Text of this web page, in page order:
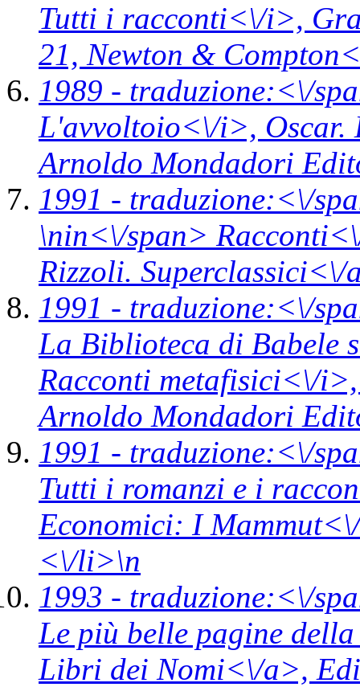
Tutti i racconti<\/i>,
21, Newton &
1989 - traduzione:<\/
L'avvoltoio<\/i>,
Arnoldo Mondadori
1991 - traduzione:<\/
\nin<\/span>
Rizzoli.
1991 - traduzione:<\/
La Biblioteca di Babele
Racconti metafisici<\/
Arnoldo Mondadori
1991 - traduzione:<\/
Tutti i romanzi e i
Economici: I
<\/li>\n
1993 - traduzione:<\/
Le più belle pagine
Libri dei Nomi<\/a>,